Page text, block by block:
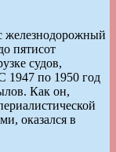
железнодорожный
пятисот
судов,
1947 по 1950 год
Как он,
оказался в